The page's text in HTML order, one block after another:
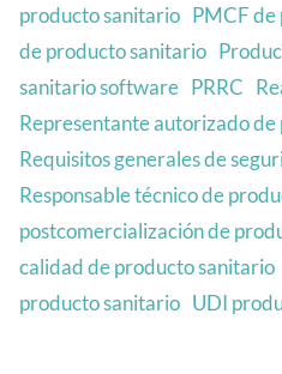
producto sanitario PMCF
de producto sanitario
sanitario software PRRC
Representante autorizado
Requisitos generales de
Responsable técnico de
postcomercialización de
calidad de producto sanitario
producto sanitario UDI